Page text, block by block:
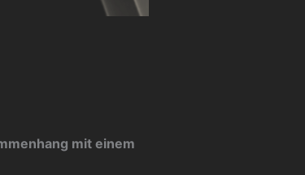
mit einem